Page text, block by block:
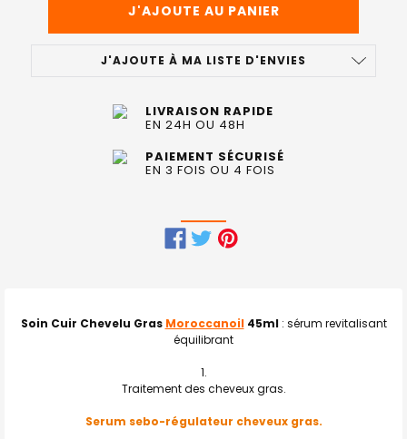
J'AJOUTE À MA LISTE D'ENVIES
LIVRAISON RAPIDE
EN 24H OU 48H
PAIEMENT SÉCURISÉ
EN 3 FOIS OU 4 FOIS
ENSEMBLE
SELECTIONNER
J'AJOUTE
Soin Cuir Chevelu Gras Moroccanoil45ml : sérum revitalisant
équilibrant
Traitement des cheveux gras.
Serum sebo-régulateur cheveux gras.